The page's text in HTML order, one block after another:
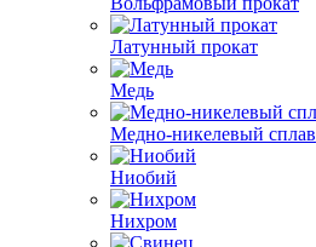
Латунный прокат
Медь
Медно-никелевый сплав
Ниобий
Нихром